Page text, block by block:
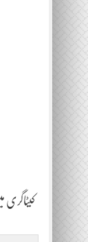
کیٹاگری